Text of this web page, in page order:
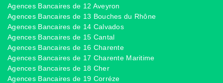
Agences Bancaires de 12 Aveyron
Agences Bancaires de 13 Bouches du Rhône
Agences Bancaires de 14 Calvados
Agences Bancaires de 15 Cantal
Agences Bancaires de 16 Charente
Agences Bancaires de 17 Charente Maritime
Agences Bancaires de 18 Cher
Agences Bancaires de 19 Corréze